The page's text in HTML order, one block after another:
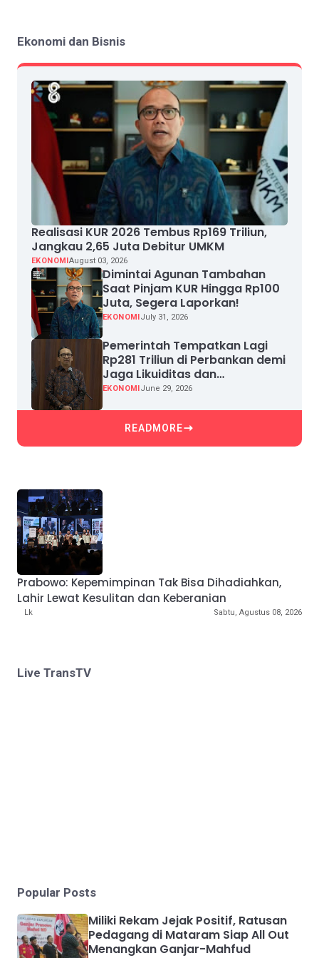
Ekonomi dan Bisnis
Realisasi KUR 2026 Tembus Rp169 Triliun,
Jangkau 2,65 Juta Debitur UMKM
EKONOMIAugust 03, 2026
Dimintai Agunan Tambahan
Saat Pinjam KUR Hingga Rp100
Juta, Segera Laporkan!
EKONOMIJuly 31, 2026
Pemerintah Tempatkan Lagi
Rp281 Triliun di Perbankan demi
Jaga Likuiditas dan
Pertumbuhan Kredit
EKONOMIJune 29, 2026
READMORE
Prabowo: Kepemimpinan Tak Bisa Dihadiahkan,
Lahir Lewat Kesulitan dan Keberanian
Lk Sabtu, Agustus 08, 2026
Live TransTV
Popular Posts
Miliki Rekam Jejak Positif, Ratusan
Pedagang di Mataram Siap All Out
Menangkan Ganjar-Mahfud